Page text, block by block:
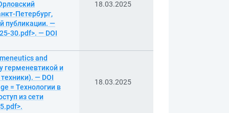
Петербург,
публикации. —
30.pdf>. — DOI
18.03.2025
and
герменевтикой и
— DOI
= Технологии в
из сети
18.03.2025